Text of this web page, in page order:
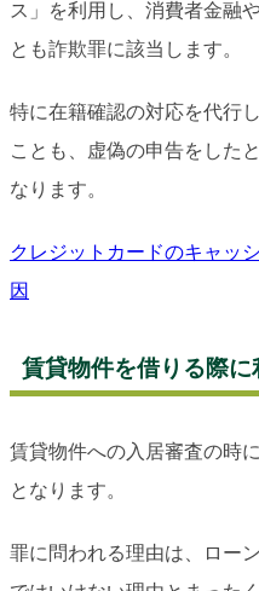
ス」を利用し、消費者金融
とも詐欺罪に該当します。
特に在籍確認の対応を代行
ことも、虚偽の申告をした
なります。
クレジットカードのキャッ
因
賃貸物件を借りる際に
賃貸物件への入居審査の時
となります。
罪に問われる理由は、ロー